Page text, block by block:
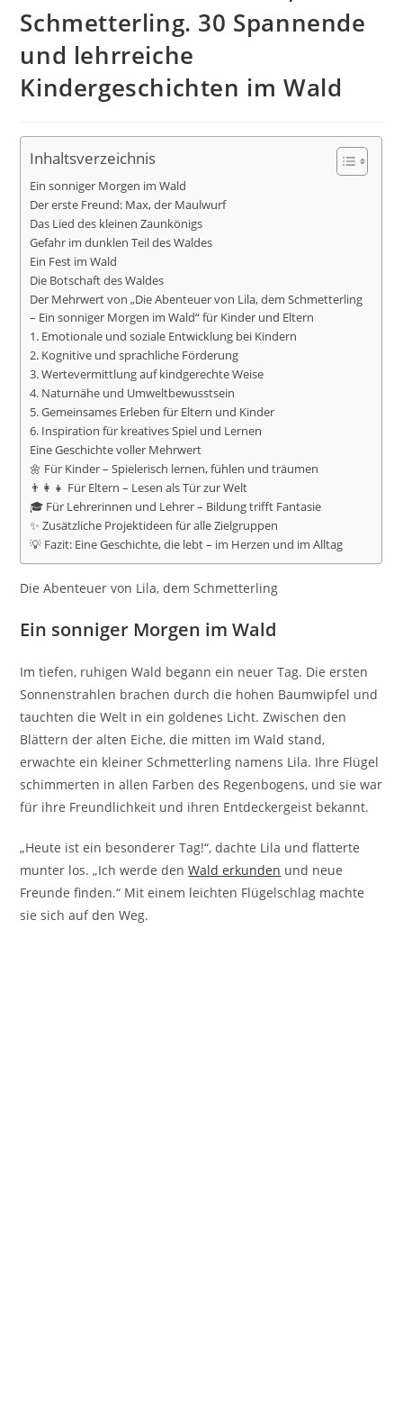
Schmetterling. 30 Spannende
und lehrreiche
Kindergeschichten im Wald
Inhaltsverzeichnis
Ein sonniger Morgen im Wald
Der erste Freund: Max, der Maulwurf
Das Lied des kleinen Zaunkönigs
Gefahr im dunklen Teil des Waldes
Ein Fest im Wald
Die Botschaft des Waldes
Der Mehrwert von „Die Abenteuer von Lila, dem Schmetterling
– Ein sonniger Morgen im Wald“ für Kinder und Eltern
1. Emotionale und soziale Entwicklung bei Kindern
2. Kognitive und sprachliche Förderung
3. Wertevermittlung auf kindgerechte Weise
4. Naturnähe und Umweltbewusstsein
5. Gemeinsames Erleben für Eltern und Kinder
6. Inspiration für kreatives Spiel und Lernen
Eine Geschichte voller Mehrwert
🌼 Für Kinder – Spielerisch lernen, fühlen und träumen
👨‍👩‍👧 Für Eltern – Lesen als Tür zur Welt
🎓 Für Lehrerinnen und Lehrer – Bildung trifft Fantasie
✨ Zusätzliche Projektideen für alle Zielgruppen
💡 Fazit: Eine Geschichte, die lebt – im Herzen und im Alltag
Die Abenteuer von Lila, dem Schmetterling
Ein sonniger Morgen im Wald
Im tiefen, ruhigen Wald begann ein neuer Tag. Die ersten
Sonnenstrahlen brachen durch die hohen Baumwipfel und
tauchten die Welt in ein goldenes Licht. Zwischen den
Blättern der alten Eiche, die mitten im Wald stand,
erwachte ein kleiner Schmetterling namens Lila. Ihre Flügel
schimmerten in allen Farben des Regenbogens, und sie war
für ihre Freundlichkeit und ihren Entdeckergeist bekannt.
„Heute ist ein besonderer Tag!“, dachte Lila und flatterte
munter los. „Ich werde denWald erkunden und neue
Freunde finden.“ Mit einem leichten Flügelschlag machte
sie sich auf den Weg.